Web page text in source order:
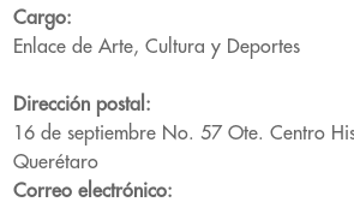
Cargo:
Enlace de Arte, Cultura y Deportes
Dirección postal:
16 de septiembre No. 57 Ote. Centro
Querétaro
Correo electrónico: